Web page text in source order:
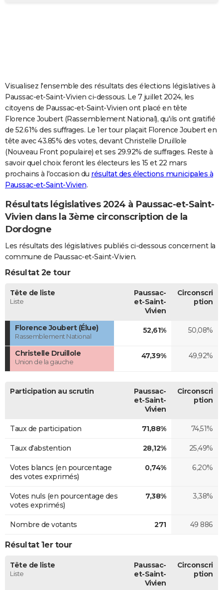
Carte de Noël
Carte Bonne année
Carte Saint-Valentin
Carte Pâques
Carte d'anniversaire
DICTIONNAIRE
Dictionnaire
Biographies
Citations
Expressions
Proverbes
PROGRAMME TV
COPAINS D'AVANT
S'inscrire
Se connecter
Lycées
Collèges
Primaires
Universités
Entreprises
Service militaire
Avis de recherche
AVIS DE DÉCÈS
FORUM
Visualisez l'ensemble des résultats des élections législatives à
Paussac-et-Saint-Vivien ci-dessous. Le 7 juillet 2024, les
citoyens de Paussac-et-Saint-Vivien ont placé en tête
Florence Joubert (Rassemblement National), qu'ils ont gratifié
de 52.61% des suffrages. Le 1er tour plaçait Florence Joubert en
tête avec 43.85% des votes, devant Christelle Druillole
(Nouveau Front populaire) et ses 29.92% de suffrages. Reste à
savoir quel choix feront les électeurs les 15 et 22 mars
prochains à l'occasion du résultat des élections municipales à
Paussac-et-Saint-Vivien.
Résultats législatives 2024 à Paussac-et-Saint-
Vivien dans la 3ème circonscription de la
Dordogne
Les résultats des législatives publiés ci-dessous concernent la
commune de Paussac-et-Saint-Vivien.
Résultat 2e tour
Tête de liste
Liste
Paussac-
et-Saint-
Vivien
Circonscri
ption
Florence Joubert (Élue)
Rassemblement National
52,61% 50,08%
Christelle Druillole
Union de la gauche
47,39% 49,92%
Participation au scrutin
Paussac-
et-Saint-
Vivien
Circonscri
ption
Taux de participation 71,88% 74,51%
Taux d'abstention 28,12% 25,49%
Votes blancs (en pourcentage
des votes exprimés)
0,74% 6,20%
Votes nuls (en pourcentage des
votes exprimés)
7,38% 3,38%
Nombre de votants 271 49 886
Résultat 1er tour
Tête de liste
Liste
Paussac-
et-Saint-
Vivien
Circonscri
ption